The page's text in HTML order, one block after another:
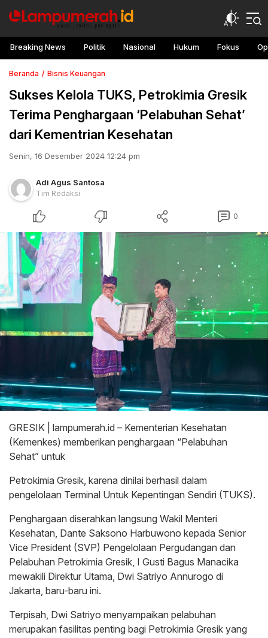
Breaking News Politik Nasional Hukum Fokus
Beranda Bisnis Keuangan
Sukses Kelola TUKS, Petrokimia Gresik
Terima Penghargaan ‘Pelabuhan Sehat’
dari Kementrian Kesehatan
Senin, 16 Desember 2024 12:24 pm
Adi Agus Santosa
Tim Redaksi
0
GRESIK | lampumerah.id – Kementerian Kesehatan
(Kemenkes) memberikan penghargaan “Pelabuhan
Sehat” untuk
Petrokimia Gresik, karena dinilai berhasil dalam
pengelolaan Terminal Untuk Kepentingan Sendiri (TUKS).
Penghargaan diserahkan langsung Wakil Menteri
Kesehatan, Dante Saksono Harbuwono kepada Senior
Vice President (SVP) Pengelolaan Pergudangan dan
Pelabuhan Petrokimia Gresik, I Gusti Bagus Manacika
mewakili Direktur Utama, Dwi Satriyo Annurogo di
Jakarta, baru-baru ini.
Terpisah, Dwi Satriyo menyampaikan pelabuhan
merupakan fasilitas penting bagi Petrokimia Gresik yang